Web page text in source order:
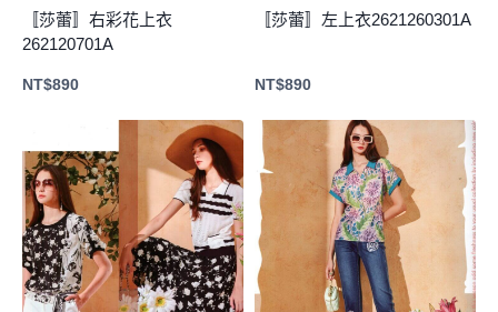
〚莎蕾〛右彩花上衣
262120701A
NT$890
〚莎蕾〛左上衣2621260301A
NT$890